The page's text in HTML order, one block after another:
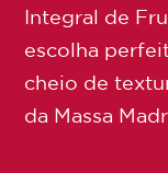
Integral de
escolha
cheio de
da Massa